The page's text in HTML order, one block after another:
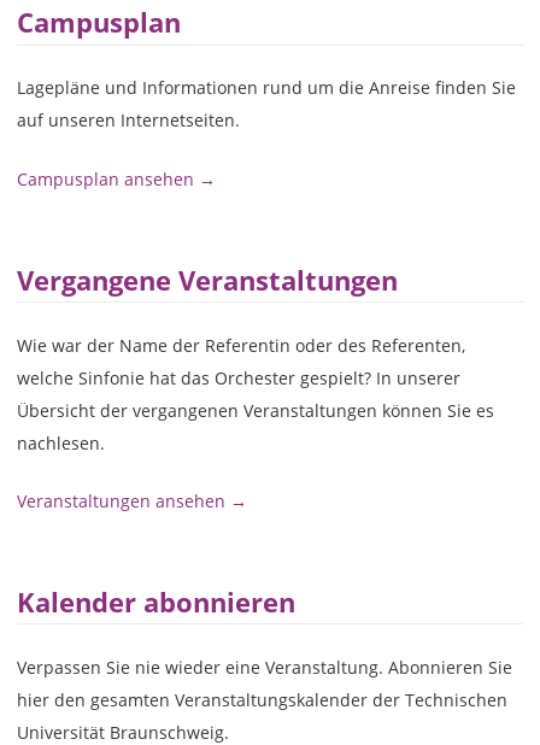
Campusplan
Lagepläne und Informationen rund um die Anreise finden Sie
auf unseren Internetseiten.
Campusplan ansehen →
Vergangene Veranstaltungen
Wie war der Name der Referentin oder des Referenten,
welche Sinfonie hat das Orchester gespielt? In unserer
Übersicht der vergangenen Veranstaltungen können Sie es
nachlesen.
Veranstaltungen ansehen →
Kalender abonnieren
Verpassen Sie nie wieder eine Veranstaltung. Abonnieren Sie
hier den gesamten Veranstaltungskalender der Technischen
Universität Braunschweig.